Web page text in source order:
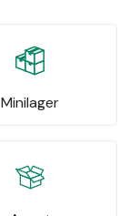
Minilager